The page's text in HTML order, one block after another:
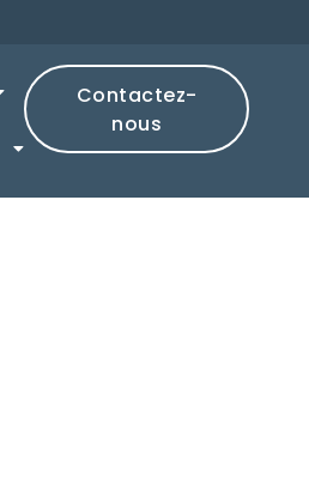
Contactez-
nous